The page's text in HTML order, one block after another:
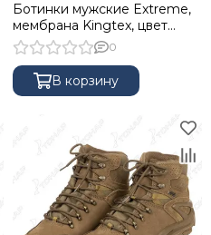
Ботинки мужские Extreme,
мембрана Kingtex, цвет
Coyote Brown, 43 NISUS
0
В корзину